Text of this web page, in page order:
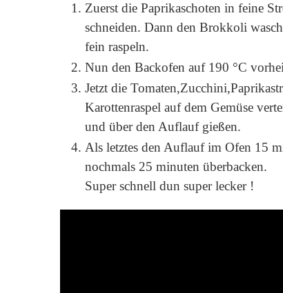
Zuerst die Paprikaschoten in feine
schneiden. Dann den Brokkoli
fein raspeln.
Nun den Backofen auf 190 °C
Jetzt die
Karottenraspel auf dem Gemüse
und über den Auflauf gießen.
Als letztes den Auflauf im Ofen 15
nochmals 25 minuten überbacken.
Super schnell dun super lecker !